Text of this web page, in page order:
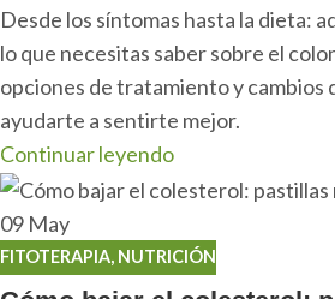
Desde los síntomas hasta la dieta:
lo que necesitas saber sobre el
opciones de tratamiento y cambios
ayudarte a sentirte mejor.
Continuar leyendo
09 May
FITOTERAPIA, NUTRICIÓN